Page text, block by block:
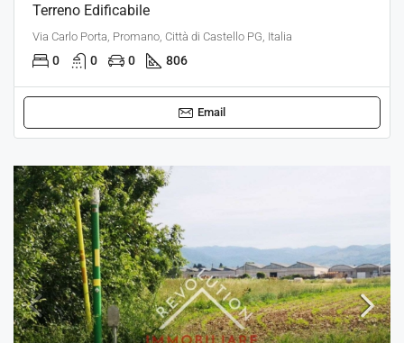
Terreno Edificabile
Via Carlo Porta, Promano, Città di Castello PG, Italia
0 0 0 806
Email